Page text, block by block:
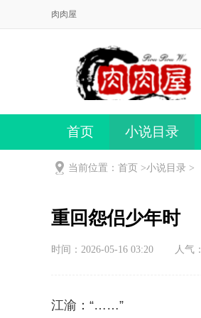
肉肉屋
首页 小说目录
当前位置：首页 >小说目录 >
重回怨侣少年时
时间：2026-05-16 03:20 人气：
江渝：“……”